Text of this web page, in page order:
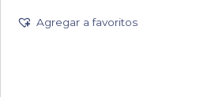
Agregar a favoritos